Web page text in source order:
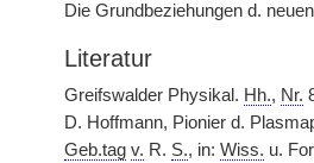
Die Grundbeziehungen d.
Literatur
Greifswalder Physikal. Hh., Nr.
D. Hoffmann, Pionier d.
Geb.tag v. R. S., in: Wiss. u.